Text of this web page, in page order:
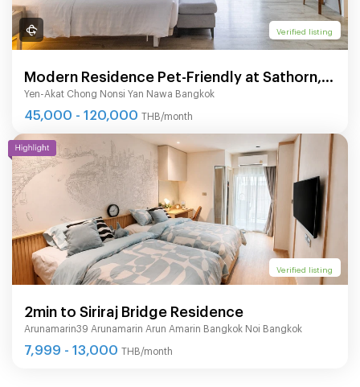
Verified listing
Modern Residence Pet-Friendly at Sathorn,
fully-furnished accommodation with hotel-
level service.
Yen-Akat Chong Nonsi Yan Nawa Bangkok
45,000 - 120,000 THB/month
Verified listing
2min to Siriraj Bridge Residence
Arunamarin39 Arunamarin Arun Amarin Bangkok Noi Bangkok
7,999 - 13,000 THB/month